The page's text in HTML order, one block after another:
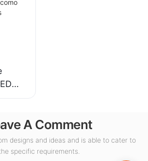
W
A Comment
designs and ideas and is able to cater to
specific requirements.